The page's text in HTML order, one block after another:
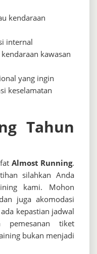
kendaraan
internal
kawasan
yang ingin
keselamatan
Tahun
Almost Running.
silahkan Anda
kami. Mohon
juga akomodasi
kepastian jadwal
tiket
bukan menjadi